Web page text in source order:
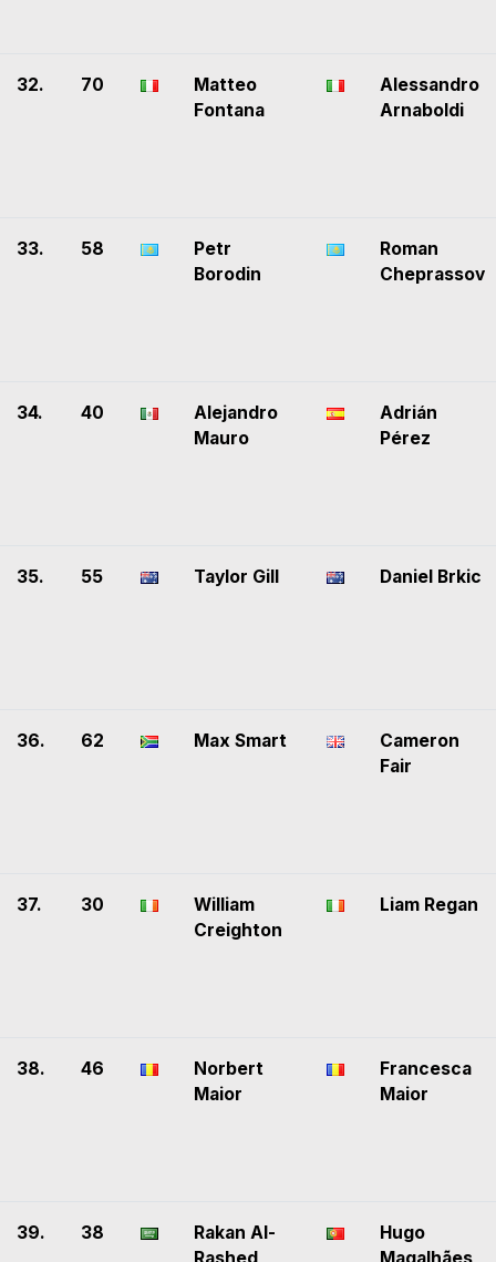
32. 70
Matteo
Fontana
Alessandro
Arnaboldi
33. 58
Petr
Borodin
Roman
Cheprassov
34. 40
Alejandro
Mauro
Adrián
Pérez
35. 55 Taylor Gill Daniel Brkic
36. 62 Max Smart
Cameron
Fair
37. 30
William
Creighton
Liam Regan
38. 46
Norbert
Maior
Francesca
Maior
39. 38
Rakan Al-
Hugo